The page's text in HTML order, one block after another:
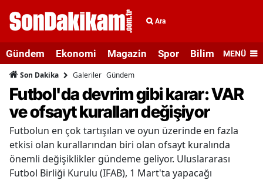
Ara
Gündem Ekonomi Magazin Spor Bilim veMENÜ
Son Dakika Galeriler Gündem
Futbol'da devrim gibi karar: VAR
ve ofsayt kuralları değişiyor
Futbolun en çok tartışılan ve oyun üzerinde en fazla
etkisi olan kurallarından biri olan ofsayt kuralında
önemli değişiklikler gündeme geliyor. Uluslararası
Futbol Birliği Kurulu (IFAB), 1 Mart'ta yapacağı